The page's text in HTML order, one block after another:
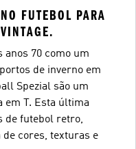
FUTEBOL PARA
anos 70 como um
de inverno em
Spezial são um
em T. Esta última
de futebol retro,
cores, texturas e